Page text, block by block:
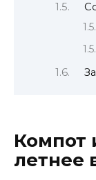
Компот
летнее